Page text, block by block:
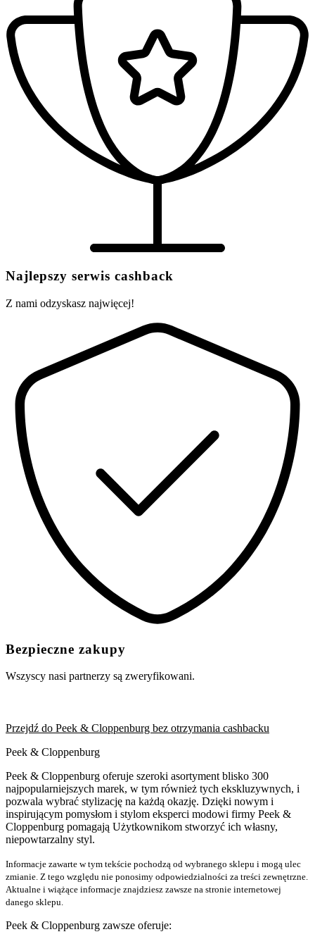
Najlepszy serwis cashback
Z nami odzyskasz najwięcej!
Bezpieczne zakupy
Wszyscy nasi partnerzy są zweryfikowani.
Przejdź do Peek & Cloppenburg bez otrzymania cashbacku
Peek & Cloppenburg
Peek & Cloppenburg oferuje szeroki asortyment blisko 300
najpopularniejszych marek, w tym również tych ekskluzywnych, i
pozwala wybrać stylizację na każdą okazję. Dzięki nowym i
inspirującym pomysłom i stylom eksperci modowi firmy Peek &
Cloppenburg pomagają Użytkownikom stworzyć ich własny,
niepowtarzalny styl.
Informacje zawarte w tym tekście pochodzą od wybranego sklepu i mogą ulec
zmianie. Z tego względu nie ponosimy odpowiedzialności za treści zewnętrzne.
Aktualne i wiążące informacje znajdziesz zawsze na stronie internetowej
danego sklepu.
Peek & Cloppenburg zawsze oferuje: